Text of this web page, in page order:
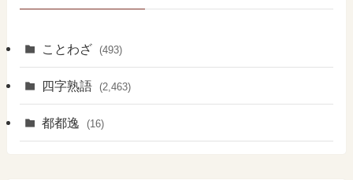
ことわざ (493)
四字熟語 (2,463)
都都逸 (16)